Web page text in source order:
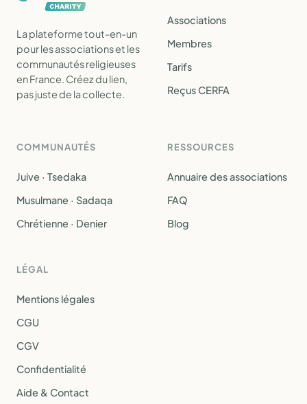
La plateforme tout-en-un
pour les associations et les
communautés religieuses
en France. Créez du lien,
pas juste de la collecte.
Associations
Membres
Tarifs
Reçus CERFA
COMMUNAUTÉS
Juive · Tsedaka
Musulmane · Sadaqa
Chrétienne · Denier
RESSOURCES
Annuaire des associations
FAQ
Blog
LÉGAL
Mentions légales
CGU
CGV
Confidentialité
Aide & Contact